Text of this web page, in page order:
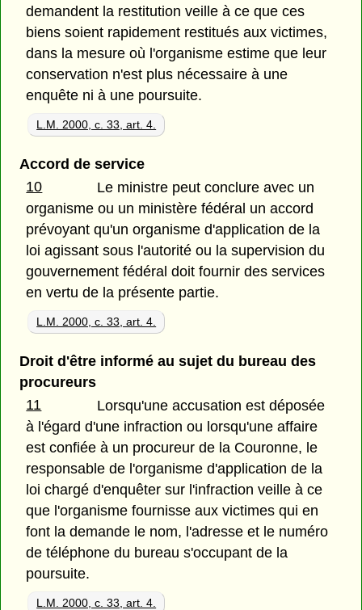
demandent la restitution veille à ce que ces
biens soient rapidement restitués aux victimes,
dans la mesure où l'organisme estime que leur
conservation n'est plus nécessaire à une
enquête ni à une poursuite.
L.M. 2000, c. 33, art. 4.
Accord de service
10
Le ministre peut conclure avec un
organisme ou un ministère fédéral un accord
prévoyant qu'un organisme d'application de la
loi agissant sous l'autorité ou la supervision du
gouvernement fédéral doit fournir des services
en vertu de la présente partie.
L.M. 2000, c. 33, art. 4.
Droit d'être informé au sujet du bureau des
procureurs
11
Lorsqu'une accusation est déposée
à l'égard d'une infraction ou lorsqu'une affaire
est confiée à un procureur de la Couronne, le
responsable de l'organisme d'application de la
loi chargé d'enquêter sur l'infraction veille à ce
que l'organisme fournisse aux victimes qui en
font la demande le nom, l'adresse et le numéro
de téléphone du bureau s'occupant de la
poursuite.
L.M. 2000, c. 33, art. 4.